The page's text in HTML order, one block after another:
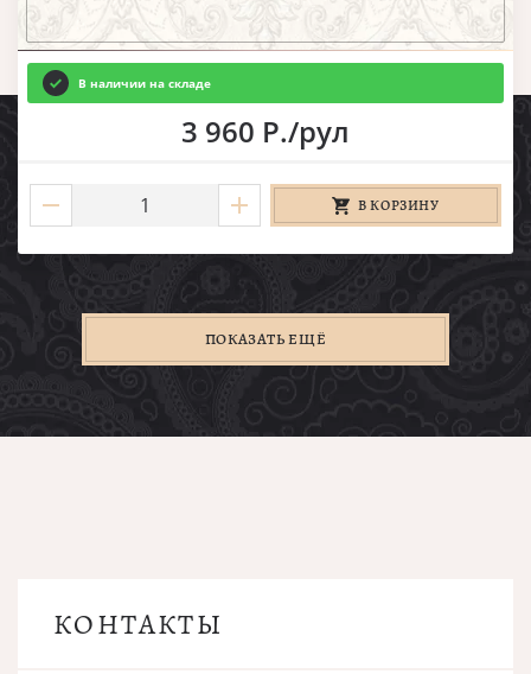
В наличии на складе
3 960 Р./рул
В КОРЗИНУ
ПОКАЗАТЬ ЕЩЁ
КОНТАКТЫ